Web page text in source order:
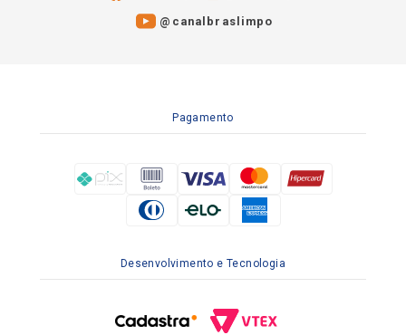
@canalbraslimpo​
Pagamento
Desenvolvimento e Tecnologia